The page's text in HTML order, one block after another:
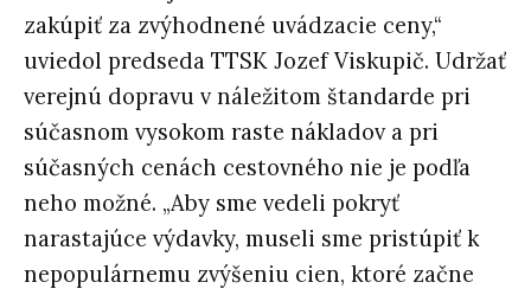
zakúpiť za zvýhodnené uvádzacie ceny,“
uviedol predseda TTSK Jozef Viskupič. Udržať
verejnú dopravu v náležitom štandarde pri
súčasnom vysokom raste nákladov a pri
súčasných cenách cestovného nie je podľa
neho možné. „Aby sme vedeli pokryť
narastajúce výdavky, museli sme pristúpiť k
nepopulárnemu zvýšeniu cien, ktoré začne